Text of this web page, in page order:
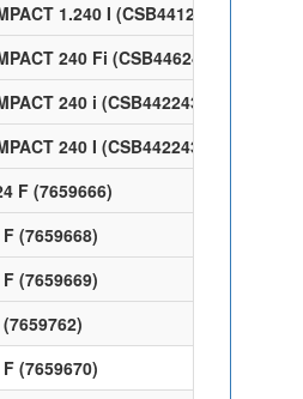
1.240 I (CSB44124368)
240 Fi (CSB44624368)
240 i (CSB44224368)
240 I (CSB44224368)
F (7659666)
(7659668)
(7659669)
(7659670)